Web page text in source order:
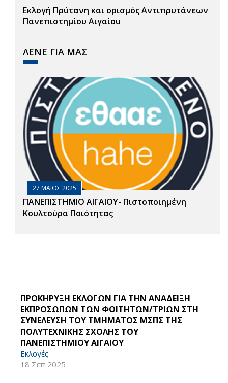
Εκλογή Πρύτανη και ορισμός Αντιπρυτάνεων
Πανεπιστημίου Αιγαίου
ΛΕΝΕ ΓΙΑ ΜΑΣ
27 ΜΑΙΟΣ 2025
ΠΑΝΕΠΙΣΤΗΜΙΟ ΑΙΓΑΙΟΥ- Πιστοποιημένη
Κουλτούρα Ποιότητας
ΠΡΟΚΗΡΥΞΗ ΕΚΛΟΓΩΝ ΓΙΑ ΤΗΝ ΑΝΑΔΕΙΞΗ
ΕΚΠΡΟΣΩΠΩΝ ΤΩΝ ΦΟΙΤΗΤΩΝ/ΤΡΙΩΝ ΣΤΗ
ΣΥΝΕΛΕΥΣΗ ΤΟΥ ΤΜΗΜΑΤΟΣ ΜΣΠΣ ΤΗΣ
ΠΟΛΥΤΕΧΝΙΚΗΣ ΣΧΟΛΗΣ ΤΟΥ
ΠΑΝΕΠΙΣΤΗΜΙΟΥ ΑΙΓΑΙΟΥ
Εκλογές
18 Σεπ 2025